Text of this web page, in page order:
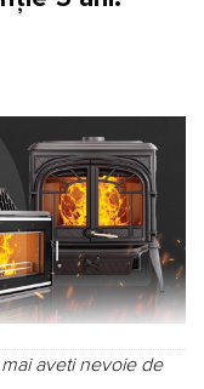
aveti nevoie de